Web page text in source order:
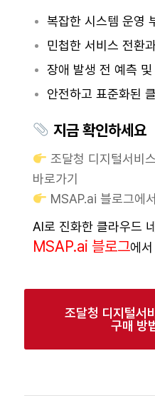
복잡한 시스템 운영
민첩한 서비스 전환
장애 발생 전 예측
안전하고 표준화된
지금 확인하세요
조달청 디지털서비
바로가기
MSAP.ai 블로그에
AI로 진화한 클라우드
MSAP.ai 블로그에
조달청 디지털서
구매 방